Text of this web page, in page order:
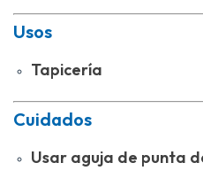
Usos
Tapicería
Cuidados
Usar aguja de punta